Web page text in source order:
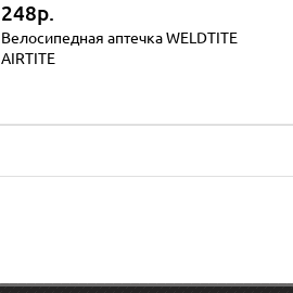
248р.
Велосипедная аптечка WELDTITE
AIRTITE